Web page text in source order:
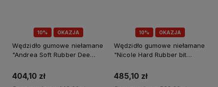
10% OKAZJA
Wędzidło gumowe niełamane
"Andrea Soft Rubber Dee
404,10 zł
10% OKAZJA
Wędzidło gumowe niełamane
"Nicole Hard Rubber bit
485,10 zł